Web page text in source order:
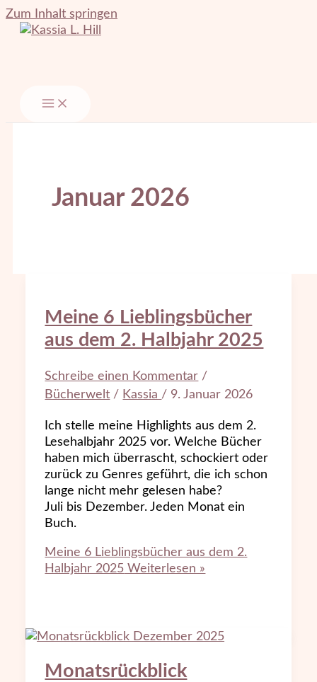
Zum Inhalt springen
Januar 2026
Meine 6 Lieblingsbücher
aus dem 2. Halbjahr 2025
Schreibe einen Kommentar /
Bücherwelt / Kassia / 9. Januar 2026
Ich stelle meine Highlights aus dem 2.
Lesehalbjahr 2025 vor. Welche Bücher
haben mich überrascht, schockiert oder
zurück zu Genres geführt, die ich schon
lange nicht mehr gelesen habe?
Juli bis Dezember. Jeden Monat ein
Buch.
Meine 6 Lieblingsbücher aus dem 2.
Halbjahr 2025 Weiterlesen »
Monatsrückblick